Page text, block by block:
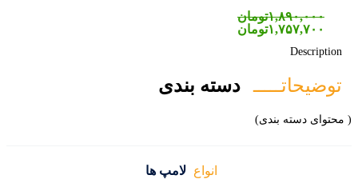
۱,۸۹۰,۰۰۰تومان
۱,۷۵۷,۷۰۰تومان
Description
توضیحاتـــــ دسته بندی
( محتوای دسته بندی)
انواع لامپ ها